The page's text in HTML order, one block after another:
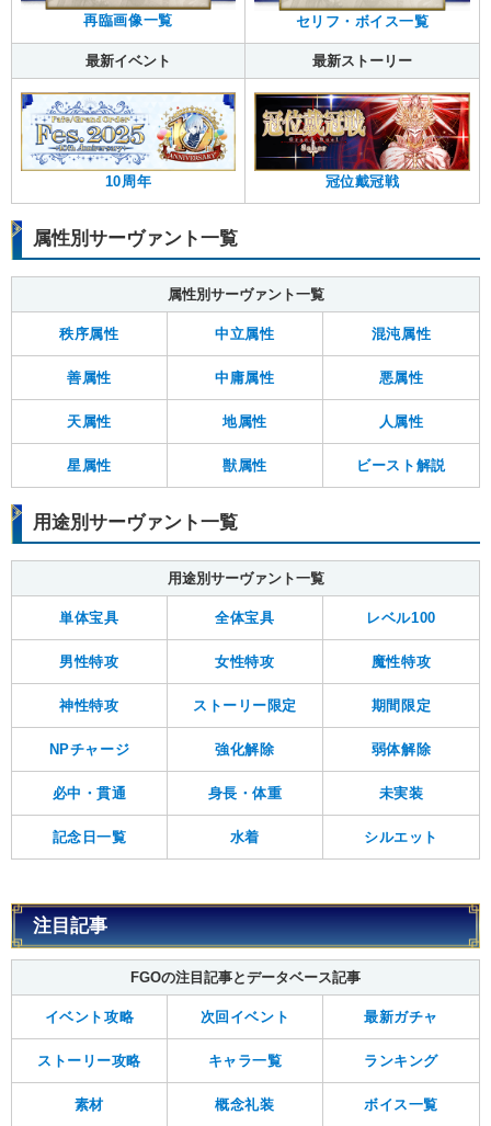
再臨画像一覧 セリフ・ボイス一覧
最新イベント 最新ストーリー
10周年 冠位戴冠戦
属性別サーヴァント一覧
属性別サーヴァント一覧
秩序属性 中立属性 混沌属性
善属性 中庸属性 悪属性
天属性 地属性 人属性
星属性 獣属性 ビースト解説
用途別サーヴァント一覧
用途別サーヴァント一覧
単体宝具 全体宝具 レベル100
男性特攻 女性特攻 魔性特攻
神性特攻 ストーリー限定 期間限定
NPチャージ 強化解除 弱体解除
必中・貫通 身長・体重 未実装
記念日一覧 水着 シルエット
注目記事
FGOの注目記事とデータベース記事
イベント攻略 次回イベント 最新ガチャ
ストーリー攻略 キャラ一覧 ランキング
素材 概念礼装 ボイス一覧